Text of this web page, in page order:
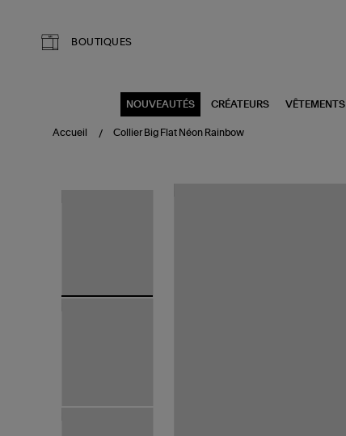
BOUTIQUES
NOUVEAUTÉS CRÉATEURS VÊTEMENTS
Accueil Collier Big Flat Néon Rainbow